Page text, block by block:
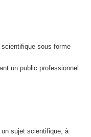
sous forme
un public professionnel
un sujet scientifique, à